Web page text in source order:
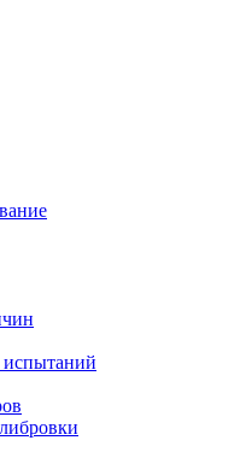
испытаний